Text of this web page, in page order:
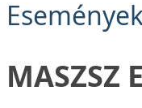
MASZSZ